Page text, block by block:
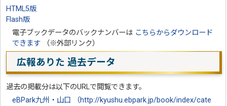
HTML5版
Flash版
電子ブックデータのバックナンバーは こちらからダウンロード
できます （※外部リンク）
広報ありた 過去データ
過去の掲載分は以下のURLで閲覧できます。
eBPark九州・山口 （http://kyushu.ebpark.jp/book/index/cate